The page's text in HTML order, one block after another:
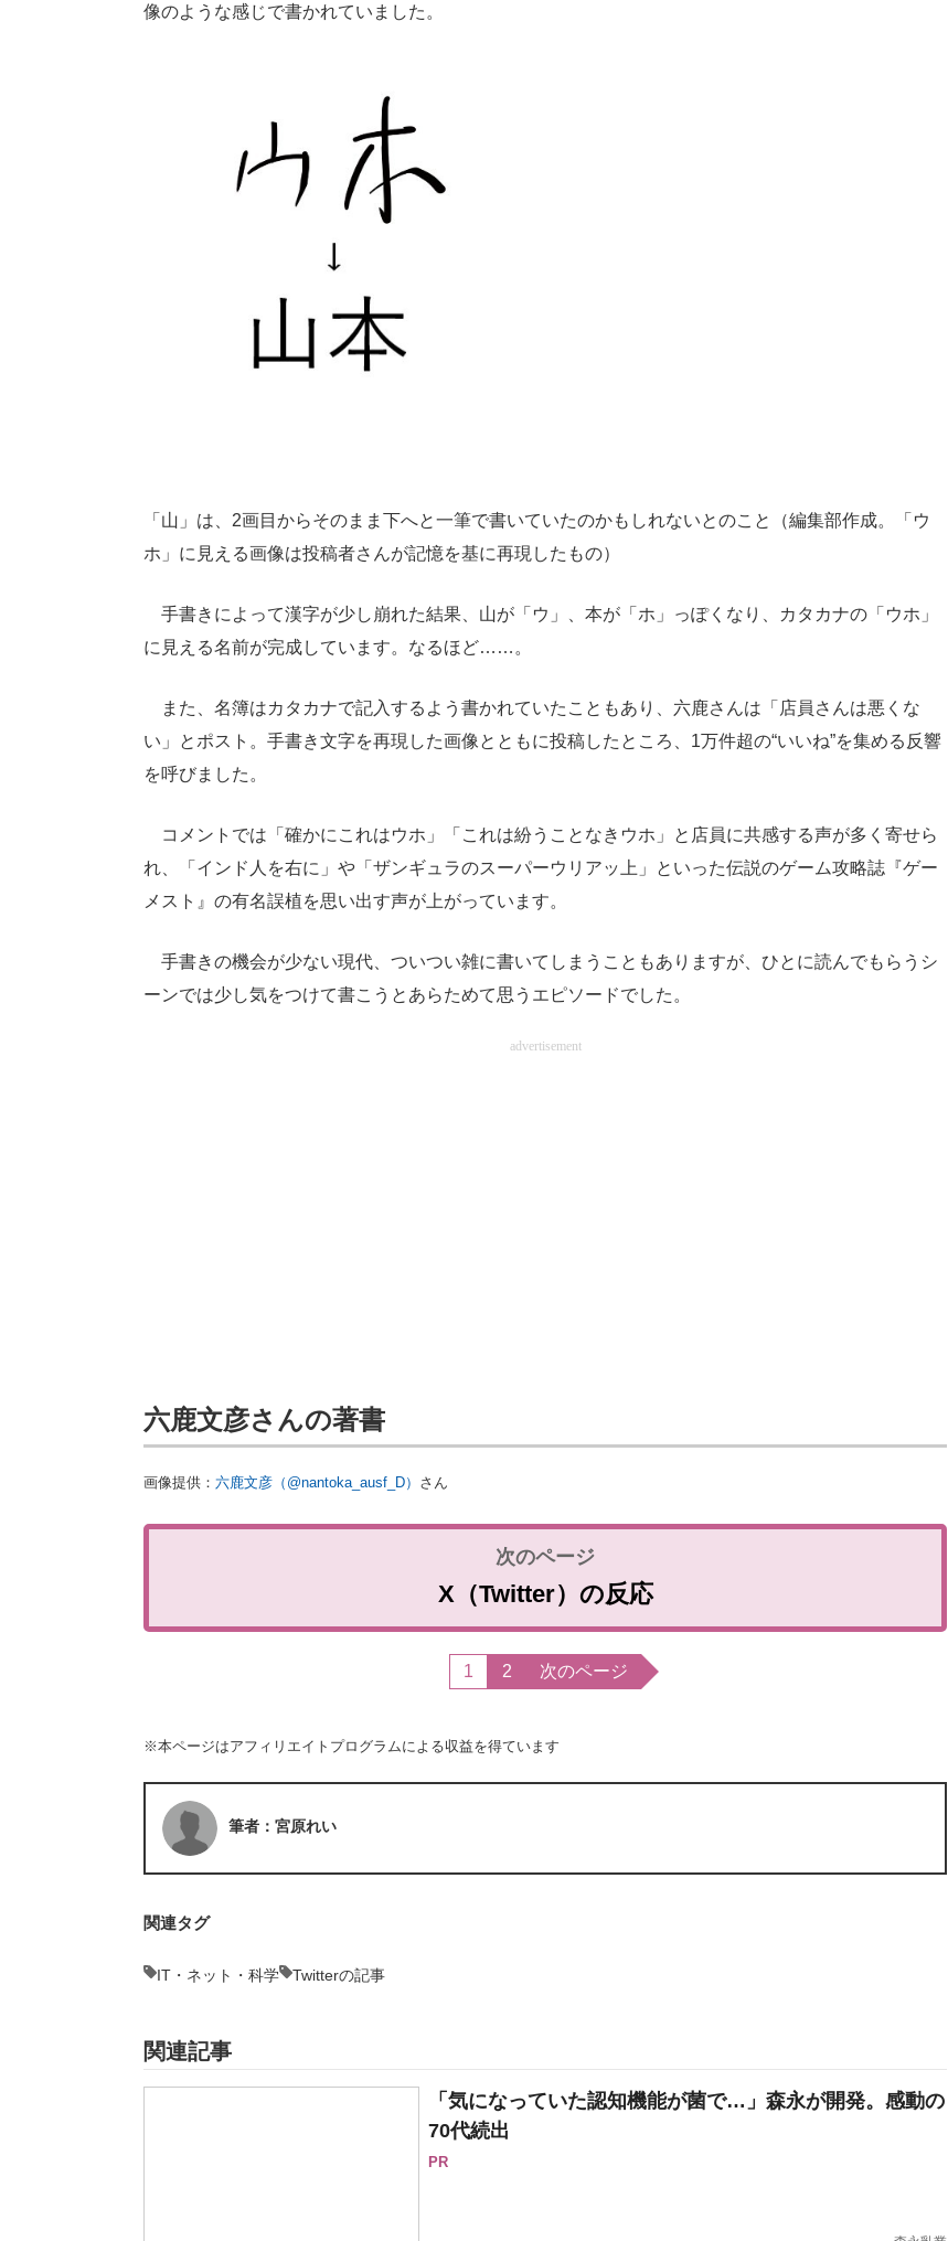
像のような感じで書かれていました。
「山」は、2画目からそのまま下へと一筆で書いていたのかもしれないとのこと（編集部作成。「ウ
ホ」に見える画像は投稿者さんが記憶を基に再現したもの）
手書きによって漢字が少し崩れた結果、山が「ウ」、本が「ホ」っぽくなり、カタカナの「ウホ」
に見える名前が完成しています。なるほど……。
また、名簿はカタカナで記入するよう書かれていたこともあり、六鹿さんは「店員さんは悪くな
い」とポスト。手書き文字を再現した画像とともに投稿したところ、1万件超の“いいね”を集める反響
を呼びました。
コメントでは「確かにこれはウホ」「これは紛うことなきウホ」と店員に共感する声が多く寄せら
れ、「インド人を右に」や「ザンギュラのスーパーウリアッ上」といった伝説のゲーム攻略誌『ゲー
メスト』の有名誤植を思い出す声が上がっています。
手書きの機会が少ない現代、ついつい雑に書いてしまうこともありますが、ひとに読んでもらうシ
ーンでは少し気をつけて書こうとあらためて思うエピソードでした。
advertisement
六鹿文彦さんの著書
画像提供： 六鹿文彦（@nantoka_ausf_D） さん
X（Twitter）の反応
1 2 次のページ
※本ページはアフィリエイトプログラムによる収益を得ています
筆者：宮原れい
関連タグ
IT・ネット・科学 Twitterの記事
関連記事
「気になっていた認知機能が菌で…」森永が開発。感動の
70代続出
PR